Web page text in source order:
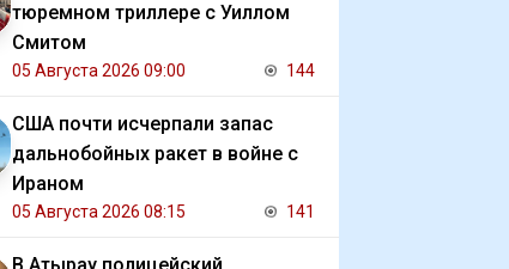
тюремном триллере с Уиллом
Смитом
05 Августа 2026 09:00 144
США почти исчерпали запас
дальнобойных ракет в войне с
Ираном
05 Августа 2026 08:15 141